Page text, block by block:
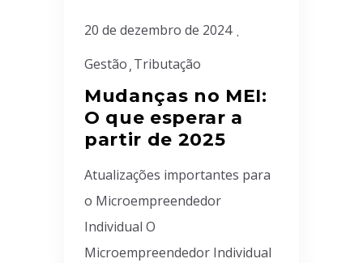
20 de dezembro de 2024
Gestão Tributação
Mudanças no MEI:
O que esperar a
partir de 2025
Atualizações importantes para
o Microempreendedor
Individual O
Microempreendedor Individual